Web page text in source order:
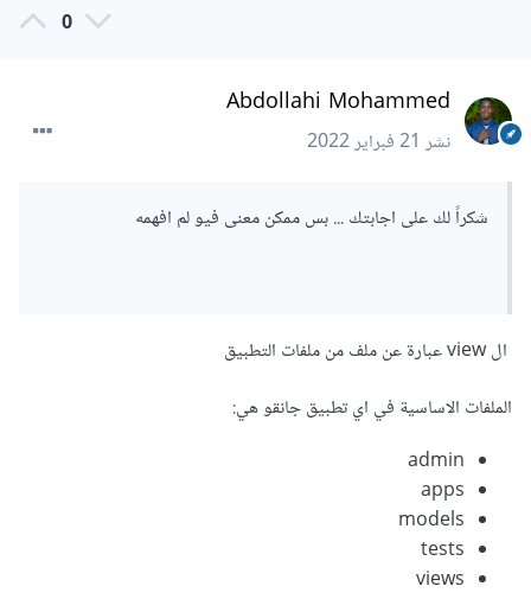
قمنا بتحديد الحقول التي نريدها في الكلاس meta
ارجو ان تكون الاجابة واضحة
0
Abdollahi Mohammed
نشر21 فبراير 2022
شكراً لك على اجابتك ... بس ممكن معنى فيو لم افهمه
ال view عبارة عن ملف من ملفات التطبيق
الملفات الاساسية في اي تطبيق جانقو هي:
admin
apps
models
tests
views